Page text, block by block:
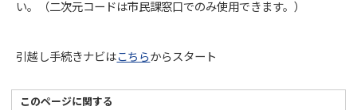
い。（二次元コードは市民課窓口でのみ使用できます。）
引越し手続きナビはこちらからスタート
このページに関する